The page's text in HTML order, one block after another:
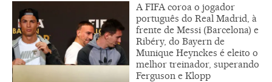
A FIFA coroa o jogador
português do Real Madrid, à
frente de Messi (Barcelona) e
Ribéry, do Bayern de
Munique Heynckes é eleito o
melhor treinador, superando
Ferguson e Klopp